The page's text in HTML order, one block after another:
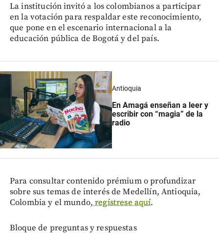
La institución invitó a los colombianos a participar
en la votación para respaldar este reconocimiento,
que pone en el escenario internacional a la
educación pública de Bogotá y del país.
Antioquia
En Amagá enseñan a leer y
escribir con “magia” de la
radio
Para consultar contenido prémium o profundizar
sobre sus temas de interés de Medellín, Antioquia,
Colombia y el mundo, regístrese aquí.
Bloque de preguntas y respuestas